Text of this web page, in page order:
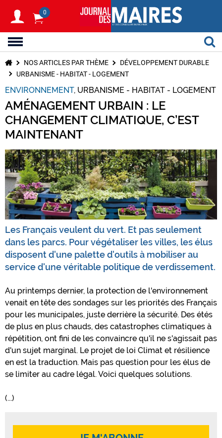
0
NOS ARTICLES PAR THÈME
DÉVELOPPEMENT DURABLE
URBANISME - HABITAT - LOGEMENT
ENVIRONNEMENT URBANISME - HABITAT - LOGEMENT
AMÉNAGEMENT URBAIN : LE
CHANGEMENT CLIMATIQUE, C’EST
MAINTENANT
Les Français veulent du vert. Et pas seulement
dans les parcs. Pour végétaliser les villes, les élus
disposent d'une palette d'outils à mobiliser au
service d'une véritable politique de verdissement.
Au printemps dernier, la protection de l'environnement
venait en tête des sondages sur les priorités des Français
pour les municipales, juste derrière la sécurité. Des étés
de plus en plus chauds, des catastrophes climatiques à
répétition, ont fini de les convaincre qu'il ne s'agissait pas
d'un sujet marginal. Le projet de loi Climat et résilience
en est la traduction. Mais pas question pour les élus de
se limiter au cadre légal. Voici quelques solutions.
(...)